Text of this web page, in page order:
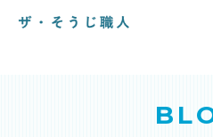
ザ・そうじ職人について